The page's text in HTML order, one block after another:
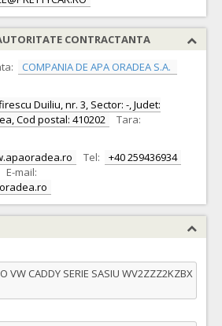
CONTRACTANTA
COMPANIA DE APA ORADEA S.A.
Duiliu, nr. 3, Sector: -, Judet:
Cod postal: 410202
Tara:
Tel:
+40 259436934
E-mail:
VW CADDY SERIE SASIU WV2ZZZ2KZBX